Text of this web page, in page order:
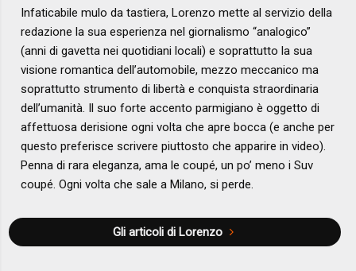
Infaticabile mulo da tastiera, Lorenzo mette al servizio della
redazione la sua esperienza nel giornalismo “analogico”
(anni di gavetta nei quotidiani locali) e soprattutto la sua
visione romantica dell’automobile, mezzo meccanico ma
soprattutto strumento di libertà e conquista straordinaria
dell’umanità. Il suo forte accento parmigiano è oggetto di
affettuosa derisione ogni volta che apre bocca (e anche per
questo preferisce scrivere piuttosto che apparire in video).
Penna di rara eleganza, ama le coupé, un po’ meno i Suv
coupé. Ogni volta che sale a Milano, si perde.
Gli articoli di Lorenzo